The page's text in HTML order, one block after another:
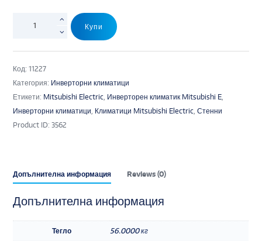
Купи
Код:11227
Категория: Инверторни климатици
Етикети: Mitsubishi Electric, Инверторен климатик Mitsubishi E,
Инверторни климатици, Климатици Mitsubishi Electric,Стенни
Product ID:3562
Допълнителна информация Reviews (0)
Допълнителна информация
Тегло 56.0000 кг